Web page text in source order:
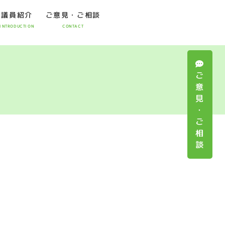
ご
意
見
・
ご
相
談
議員紹介
INTRODUCTION
ご意見・ご相談
CONTACT